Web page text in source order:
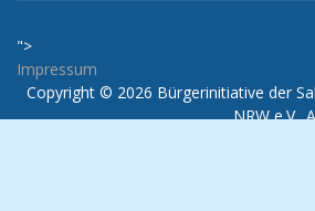
">
Impressum
Copyright © 2026 Bürgerinitiative der
NRW e.V..